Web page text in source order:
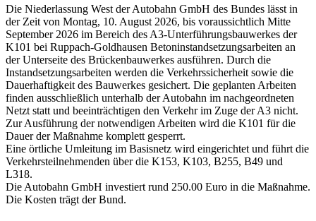
Die Niederlassung West der Autobahn GmbH des Bundes lässt in
der Zeit von Montag, 10. August 2026, bis voraussichtlich Mitte
September 2026 im Bereich des A3-Unterführungsbauwerkes der
K101 bei Ruppach-Goldhausen Betoninstandsetzungsarbeiten an
der Unterseite des Brückenbauwerkes ausführen. Durch die
Instandsetzungsarbeiten werden die Verkehrssicherheit sowie die
Dauerhaftigkeit des Bauwerkes gesichert. Die geplanten Arbeiten
finden ausschließlich unterhalb der Autobahn im nachgeordneten
Netzt statt und beeinträchtigen den Verkehr im Zuge der A3 nicht.
Zur Ausführung der notwendigen Arbeiten wird die K101 für die
Dauer der Maßnahme komplett gesperrt.
Eine örtliche Umleitung im Basisnetz wird eingerichtet und führt die
Verkehrsteilnehmenden über die K153, K103, B255, B49 und
L318.
Die Autobahn GmbH investiert rund 250.00 Euro in die Maßnahme.
Die Kosten trägt der Bund.